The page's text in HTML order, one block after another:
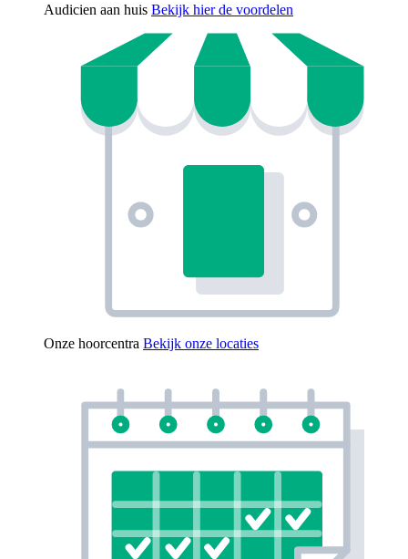
Audicien aan huis Bekijk hier de voordelen
Onze hoorcentra Bekijk onze locaties